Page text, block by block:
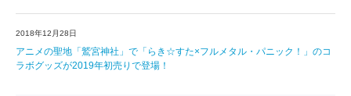
2018年12月28日
アニメの聖地「鷲宮神社」で「らき☆すた×フルメタル・パニック！」のコ
ラボグッズが2019年初売りで登場！